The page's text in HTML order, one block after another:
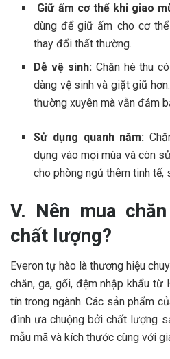
Giữ ấm cơ thể khi giao
dùng để giữ ấm cho cơ
thay đổi thất thường.
Dễ vệ sinh: Chăn hè thu
dàng vệ sinh và giặt giũ
thường xuyên mà vẫn đảm
Sử dụng quanh năm:
dụng vào mọi mùa và còn
cho phòng ngủ thêm tinh tế,
V. Nên mua
chất lượng?
Everon tự hào là thương hiệu
chăn, ga, gối, đệm nhập khẩu từ
tín trong ngành. Các sản phẩm
đình ưa chuộng bởi chất lượng
mẫu mã và kích thước cùng với